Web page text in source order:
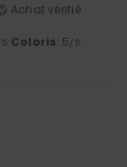
Achat vérifié
Coloris: 5/5